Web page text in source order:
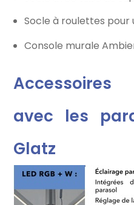
Socle à roulettes
Console murale
avec les
Glatz